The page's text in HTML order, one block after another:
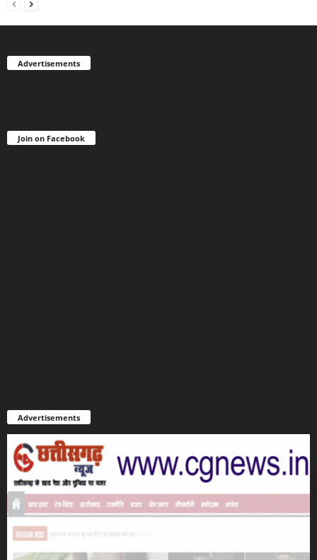
Advertisements
Join on Facebook
Advertisements